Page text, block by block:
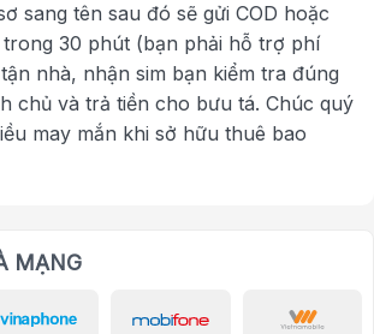
sang tên sau đó sẽ gửi COD hoặc
30 phút (bạn phải hỗ trợ phí
nhà, nhận sim bạn kiểm tra đúng
chủ và trả tiền cho bưu tá. Chúc quý
may mắn khi sở hữu thuê bao
MẠNG